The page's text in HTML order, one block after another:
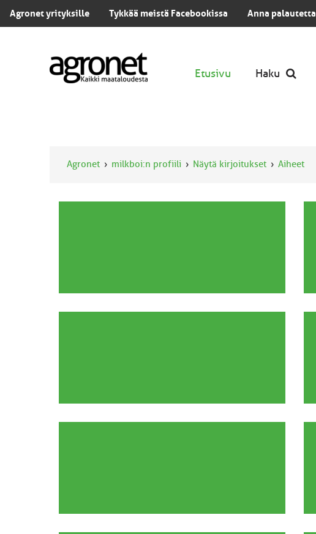
Agronet yrityksille Tykkää meistä Facebookissa Anna palautetta
Etusivu Haku
Agronet milkboi:n profiili Näytä kirjoitukset Aiheet